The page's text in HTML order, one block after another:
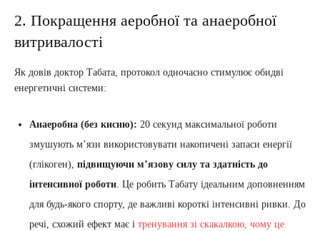
2. Покращення аеробної та анаеробної
витривалості
Як довів доктор Табата, протокол одночасно стимулює обидві
енергетичні системи:
Анаеробна (без кисню): 20 секунд максимальної роботи
змушують м’язи використовувати накопичені запаси енергії
(глікоген), підвищуючи м’язову силу та здатність до
інтенсивної роботи. Це робить Табату ідеальним доповненням
для будь-якого спорту, де важливі короткі інтенсивні ривки. До
речі, схожий ефект має і тренування зі скакалкою, чому це